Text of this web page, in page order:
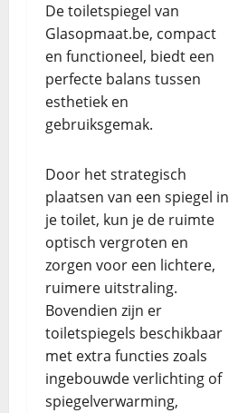
Detoiletspiegel van
Glasopmaat.be, compact
en functioneel, biedt een
perfecte balans tussen
esthetiek en
gebruiksgemak.
Door het strategisch
plaatsen van een spiegel in
je toilet, kun je de ruimte
optisch vergroten en
zorgen voor een lichtere,
ruimere uitstraling.
Bovendien zijn er
toiletspiegels beschikbaar
met extra functies zoals
ingebouwde verlichting of
spiegelverwarming,